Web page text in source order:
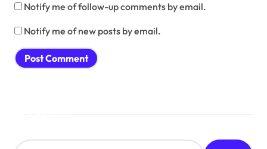
Notify me of follow-up comments by email.
Notify me of new posts by email.